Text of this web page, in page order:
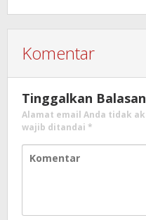
Komentar
Tinggalkan Balasan
Alamat email Anda tidak
wajib ditandai *